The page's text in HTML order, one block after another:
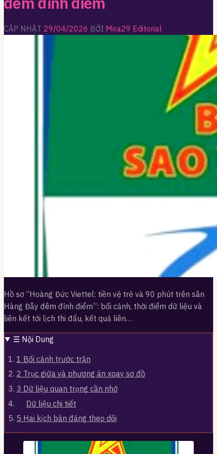
CẬP NHẬT 29/04/2026 BỞI Mira29 Editorial
Hồ sơ “Hoàng Đức Viettel: tiền vệ trẻ và 90 phút trên sân
Hàng Đẫy đêm đỉnh điểm”: bối cảnh, thời điểm dữ liệu và
liên kết tới lịch thi đấu, kết quả liên…
☰ Nội Dung
1 Bối cảnh trước trận
2 Trục giữa và phương án xoay sơ đồ
3 Dữ liệu quan trọng cần nhớ
Dữ liệu chi tiết
5 Hai kịch bản đáng theo dõi